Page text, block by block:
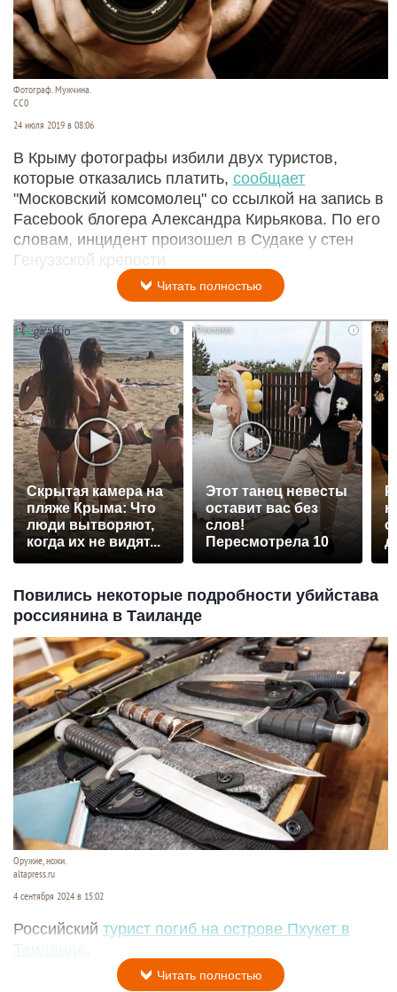
Фотограф. Мужчина.
СС0
24 июля 2019 в 08:06
В Крыму фотографы избили двух туристов,
которые отказались платить, сообщает
"Московский комсомолец" со ссылкой на запись в
Facebook блогера Александра Кирьякова. По его
словам, инцидент произошел в Судаке у стен
Генуэзской крепости
Читать полностью
i
Скрытая камера на
пляже Крыма: Что
люди вытворяют,
когда их не видят...
i
Этот танец невесты
оставит вас без
слов!
Пересмотрела 10
Повились некоторые подробности убийстава
россиянина в Таиланде
Оружие, ножи.
altapress.ru
4 сентября 2024 в 15:02
Российский турист погиб на острове Пхукет в
Таиланде
Читать полностью